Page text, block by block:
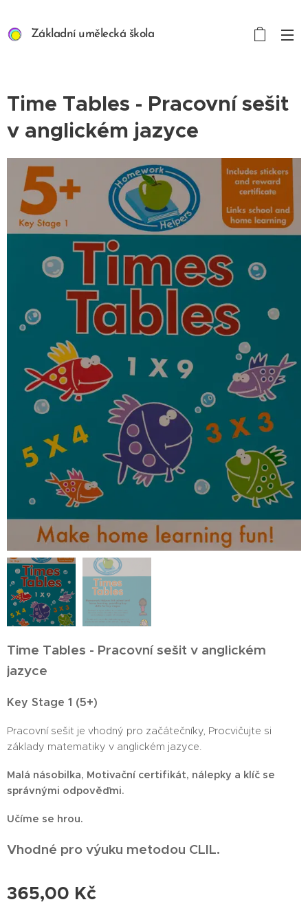
Základní umělecká škola
Time Tables - Pracovní sešit
v anglickém jazyce
Time Tables - Pracovní sešit v anglickém
jazyce
Key Stage 1 (5+)
Pracovní sešit je vhodný pro začátečníky, Procvičujte si
základy matematiky v anglickém jazyce.
Malá násobilka, Motivační certifikát, nálepky a klíč se
správnými odpověďmi.
Učíme se hrou.
Vhodné pro výuku metodou CLIL.
365,00 Kč